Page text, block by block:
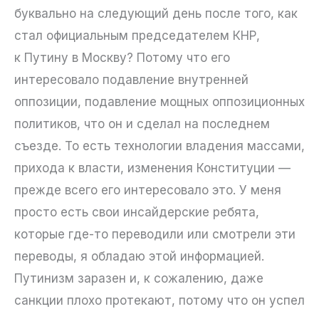
буквально на следующий день после того, как
стал официальным председателем КНР,
к Путину в Москву? Потому что его
интересовало подавление внутренней
оппозиции, подавление мощных оппозиционных
политиков, что он и сделал на последнем
съезде. То есть технологии владения массами,
прихода к власти, изменения Конституции —
прежде всего его интересовало это. У меня
просто есть свои инсайдерские ребята,
которые где-то переводили или смотрели эти
переводы, я обладаю этой информацией.
Путинизм заразен и, к сожалению, даже
санкции плохо протекают, потому что он успел